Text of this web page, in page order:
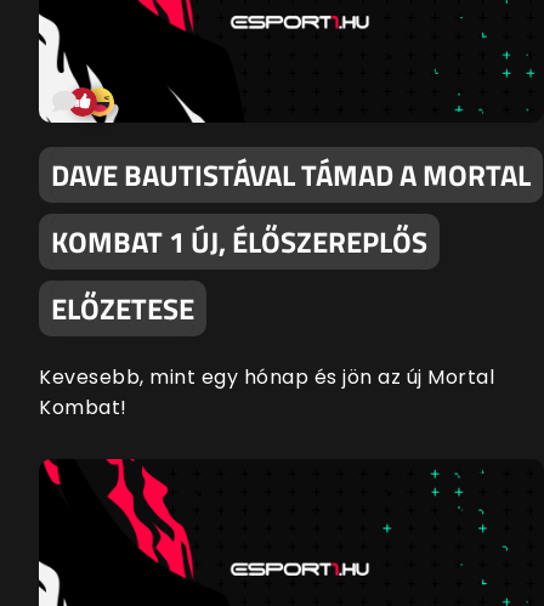
DAVE BAUTISTÁVAL TÁMAD A MORTAL
KOMBAT 1 ÚJ, ÉLŐSZEREPLŐS
ELŐZETESE
Kevesebb, mint egy hónap és jön az új Mortal
Kombat!